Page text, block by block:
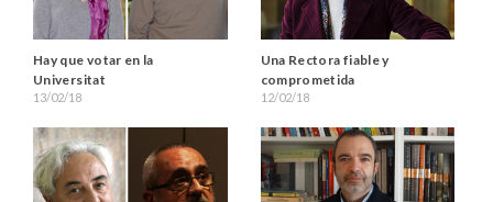
Hay que votar en la
Universitat
13/02/18
Una Rectora fiable y
comprometida
12/02/18